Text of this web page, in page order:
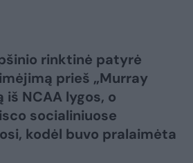
rinktinė patyrė
prieš „Murray
NCAA lygos, o
socialiniuose
kodėl buvo pralaimėta